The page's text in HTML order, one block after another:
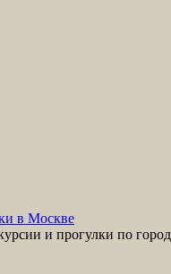
в Москве
и прогулки по городу